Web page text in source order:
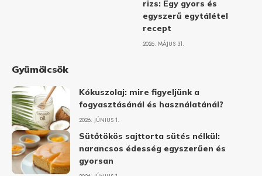
rizs: Egy gyors és
egyszerű egytálétel
recept
2026. MÁJUS 31.
Gyümölcsök
Kókuszolaj: mire figyeljünk a
fogyasztásánál és használatánál?
2026. JÚNIUS 1.
Sütőtökös sajttorta sütés nélkül:
narancsos édesség egyszerűen és
gyorsan